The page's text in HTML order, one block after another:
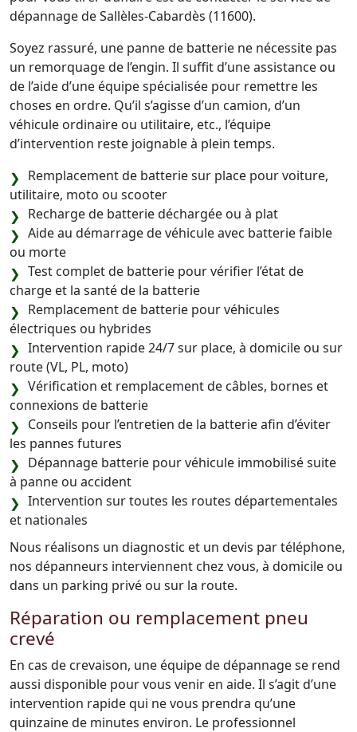
dépannage de Sallèles-Cabardès (11600).
Soyez rassuré, une panne de batterie ne nécessite pas
un remorquage de l’engin. Il suffit d’une assistance ou
de l’aide d’une équipe spécialisée pour remettre les
choses en ordre. Qu’il s’agisse d’un camion, d’un
véhicule ordinaire ou utilitaire, etc., l’équipe
d’intervention reste joignable à plein temps.
Remplacement de batterie sur place pour voiture,
utilitaire, moto ou scooter
Recharge de batterie déchargée ou à plat
Aide au démarrage de véhicule avec batterie faible
ou morte
Test complet de batterie pour vérifier l’état de
charge et la santé de la batterie
Remplacement de batterie pour véhicules
électriques ou hybrides
Intervention rapide 24/7 sur place, à domicile ou sur
route (VL, PL, moto)
Vérification et remplacement de câbles, bornes et
connexions de batterie
Conseils pour l’entretien de la batterie afin d’éviter
les pannes futures
Dépannage batterie pour véhicule immobilisé suite
à panne ou accident
Intervention sur toutes les routes départementales
et nationales
Nous réalisons un diagnostic et un devis par téléphone,
nos dépanneurs interviennent chez vous, à domicile ou
dans un parking privé ou sur la route.
Réparation ou remplacement pneu
crevé
En cas de crevaison, une équipe de dépannage se rend
aussi disponible pour vous venir en aide. Il s’agit d’une
intervention rapide qui ne vous prendra qu’une
quinzaine de minutes environ. Le professionnel